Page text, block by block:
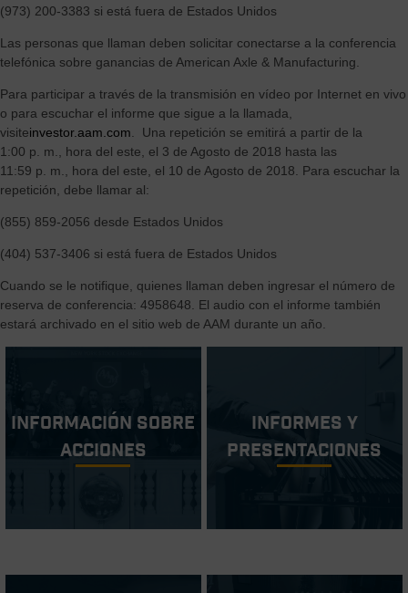
(973) 200-3383 si está fuera de Estados Unidos
Las personas que llaman deben solicitar conectarse a la conferencia
telefónica sobre ganancias de American Axle & Manufacturing.
Para participar a través de la transmisión en vídeo por Internet en vivo
o para escuchar el informe que sigue a la llamada,
visiteinvestor.aam.com . Una repetición se emitirá a partir de la
1:00 p. m., hora del este, el 3 de Agosto de 2018 hasta las
11:59 p. m., hora del este, el 10 de Agosto de 2018. Para escuchar la
repetición, debe llamar al:
(855) 859-2056 desde Estados Unidos
(404) 537-3406 si está fuera de Estados Unidos
Cuando se le notifique, quienes llaman deben ingresar el número de
reserva de conferencia: 4958648. El audio con el informe también
estará archivado en el sitio web de AAM durante un año.
Información sobre
acciones
Informes y
Presentaciones